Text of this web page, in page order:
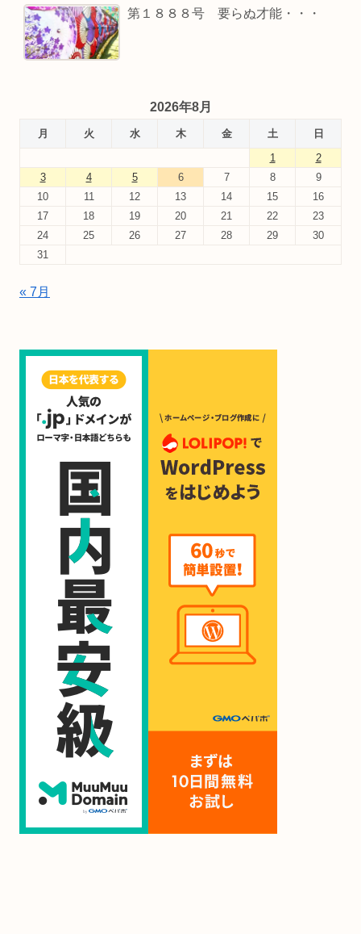
第１８８８号 要らぬ才能・・・
2026年8月
月 火 水 木 金 土
日
1
2
3
4 5 6 7 8
9
10
11 12 13 14 15
16
17
18 19 20 21 22
23
24
25 26 27 28 29
30
31
« 7月